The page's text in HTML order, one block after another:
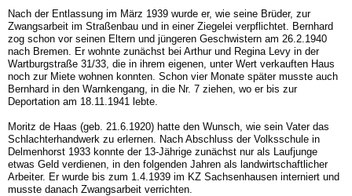
Nach der Entlassung im März 1939 wurde er, wie seine Brüder, zur
Zwangsarbeit im Straßenbau und in einer Ziegelei verpflichtet. Bernhard
zog schon vor seinen Eltern und jüngeren Geschwistern am 26.2.1940
nach Bremen. Er wohnte zunächst bei Arthur und Regina Levy in der
Wartburgstraße 31/33, die in ihrem eigenen, unter Wert verkauften Haus
noch zur Miete wohnen konnten. Schon vier Monate später musste auch
Bernhard in den Warnkengang, in die Nr. 7 ziehen, wo er bis zur
Deportation am 18.11.1941 lebte.
Moritz de Haas (geb. 21.6.1920) hatte den Wunsch, wie sein Vater das
Schlachterhandwerk zu erlernen. Nach Abschluss der Volksschule in
Delmenhorst 1933 konnte der 13-Jährige zunächst nur als Laufjunge
etwas Geld verdienen, in den folgenden Jahren als landwirtschaftlicher
Arbeiter. Er wurde bis zum 1.4.1939 im KZ Sachsenhausen interniert und
musste danach Zwangsarbeit verrichten.